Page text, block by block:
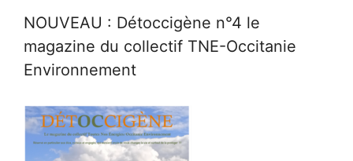
NOUVEAU : Détoccigène n°4 le
magazine du collectif TNE-Occitanie
Environnement